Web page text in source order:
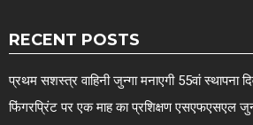
RECENT POSTS
प्रथम सशस्त्र वाहिनी जुन्गा मनाएगी 55वां स्थापना
फिंगरप्रिंट पर एक माह का प्रशिक्षण एसएफएसएल